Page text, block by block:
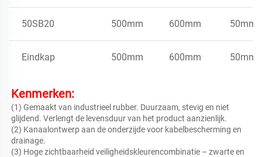
50SB20 500mm 600mm 50mm
Eindkap 500mm 600mm 50mm
Kenmerken:
(1) Gemaakt van industrieel rubber. Duurzaam, stevig en niet
glijdend. Verlengt de levensduur van het product aanzienlijk.
(2) Kanaalontwerp aan de onderzijde voor kabelbescherming en
drainage.
(3) Hoge zichtbaarheid veiligheidskleurencombinatie – zwarte en